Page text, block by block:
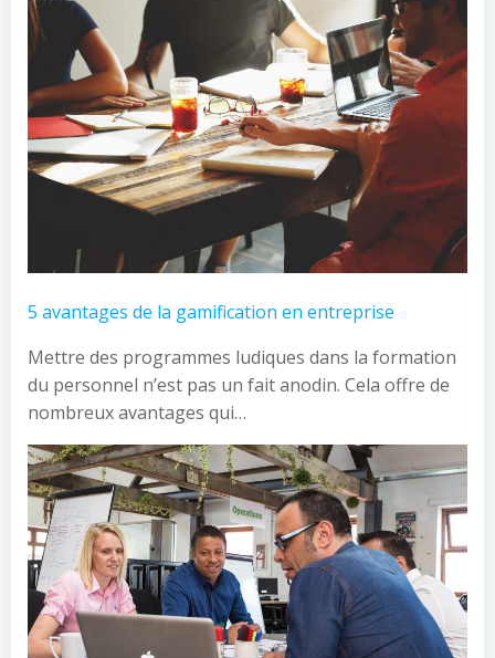
5 avantages de la gamification en entreprise
Mettre des programmes ludiques dans la formation
du personnel n’est pas un fait anodin. Cela offre de
nombreux avantages qui…